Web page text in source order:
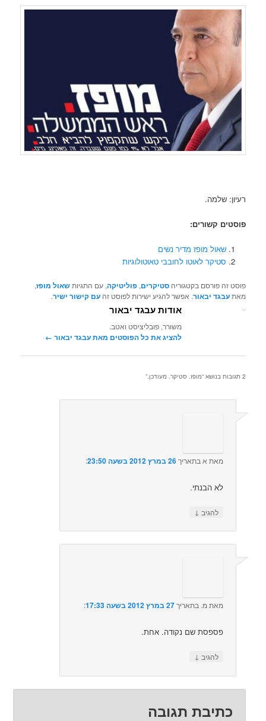
רעיון: שלמה.
פוסטים קשורים:
שאול מופז מדיר נשים
סטיקר לאוטו לחובבי טאוטולוגיות
פוסט זה פורסם בקטגוריהסטיקרים,פוליטיקה, עם התגיותשאול מופז,
מאתעבגד יבאור. אפשר להגיע ישירות לפוסט זהעם קישור ישיר.
אודות עבגד יבאור
משורר, פובליציסט ואטב.
להציג את כל הפוסטים מאת עבגד יבאור‏ ←
2 תגובות בנושא “ מופז. סטיקר. מעודכן.”
מאת א בתאריך26 במרץ 2012 בשעה 23:50 :‏
לא הבנתי.
להגיב ↓
מאתמ. בתאריך27 במרץ 2012 בשעה 17:33 :‏
פספסת שם נקודה. אחת.
להגיב ↓
כתיבת תגובה